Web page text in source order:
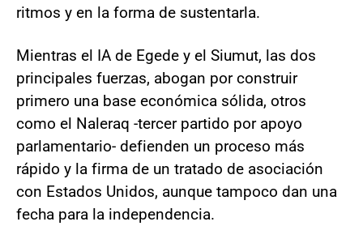
ritmos y en la forma de sustentarla.
Mientras el IA de Egede y el Siumut, las dos
principales fuerzas, abogan por construir
primero una base económica sólida, otros
como el Naleraq -tercer partido por apoyo
parlamentario- defienden un proceso más
rápido y la firma de un tratado de asociación
con Estados Unidos, aunque tampoco dan una
fecha para la independencia.